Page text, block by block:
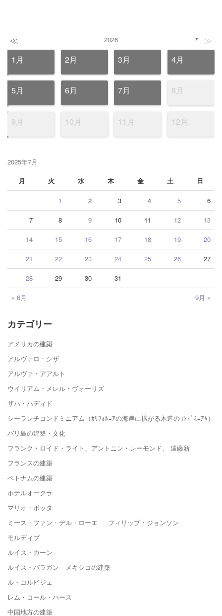
≪ 2026 ▼ ≫
1月 2月 3月 4月
5月 6月 7月 8月
9月 10月 11月 12月
2025年7月
月
火 水 木 金 土 日
« 6月 9月 »
1 2 3 4 5 6
7 8 9 10 11 12 13
14 15 16 17 18 19 20
21 22 23 24 25 26 27
28 29 30 31
カテゴリー
アメリカの建築
アルヴァロ・シザ
アルヴァ・アアルト
ウイリアム・メレル・ヴォーリズ
ザハ・ハディド
シーランチコンドミニアム（ｶﾘﾌｫﾙﾆｱの海岸に拡がる木造のｺﾝﾄﾞﾐﾆｱﾑ）
バリ島の建築・文化
フランク・ロイド・ライト、アントニン・レーモンド、 遠藤新
フランスの建築
ベトナムの建築
ホテルオークラ
マリオ・ボッタ
ミース・ファン・デル・ローエ フィリップ・ジョンソン
モルディブ
ルイス・カーン
ルイス・バラガン メキシコの建築
ル・コルビジェ
レム・コール・ハース
中国地方の建築